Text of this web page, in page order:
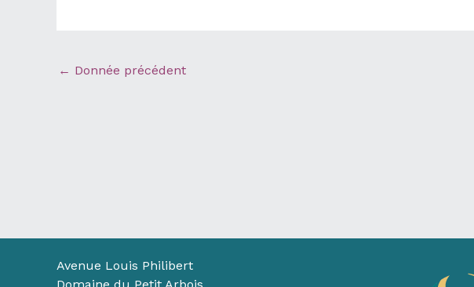
← Donnée précédent
Avenue Louis Philibert